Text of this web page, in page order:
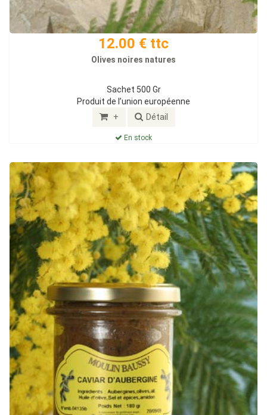
12.00 € ttc
Olives noires natures
Sachet 500 Gr
Produit de l’union européenne
+ Détail
En stock